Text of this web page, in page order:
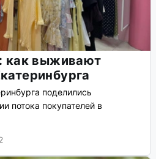
как выживают
поделились
потока покупателей в